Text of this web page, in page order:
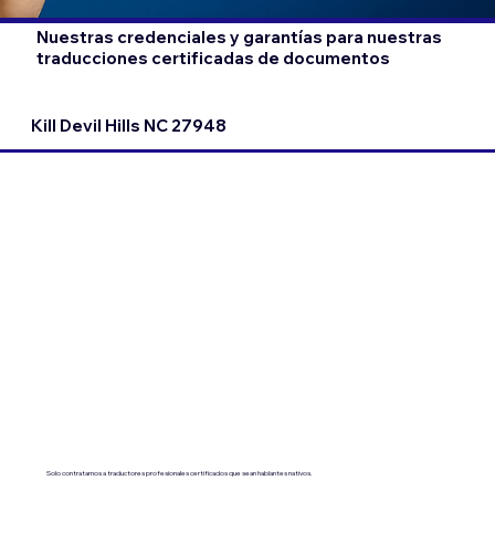
Nuestras credenciales y garantías para nuestras
traducciones certificadas de documentos
Kill Devil Hills NC 27948
Solo contratamos a traductores profesionales certificados que sean hablantes nativos.